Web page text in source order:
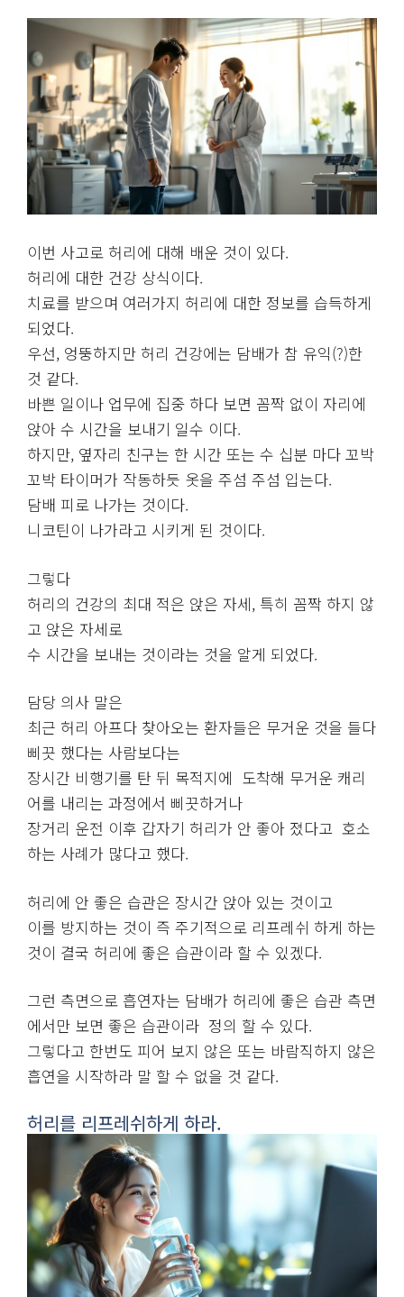
이번 사고로 허리에 대해 배운 것이 있다.
허리에 대한 건강 상식이다.
치료를 받으며 여러가지 허리에 대한 정보를 습득하게
되었다.
우선, 엉뚱하지만 허리 건강에는 담배가 참 유익(?)한
것 같다.
바쁜 일이나 업무에 집중 하다 보면 꼼짝 없이 자리에
앉아 수 시간을 보내기 일수 이다.
하지만, 옆자리 친구는 한 시간 또는 수 십분 마다 꼬박
꼬박 타이머가 작동하듯 옷을 주섬 주섬 입는다.
담배 피로 나가는 것이다.
니코틴이 나가라고 시키게 된 것이다.
그렇다
허리의 건강의 최대 적은 앉은 자세, 특히 꼼짝 하지 않
고 앉은 자세로
수 시간을 보내는 것이라는 것을 알게 되었다.
담당 의사 말은
최근 허리 아프다 찾아오는 환자들은 무거운 것을 들다
삐끗 했다는 사람보다는
장시간 비행기를 탄 뒤 목적지에 도착해 무거운 캐리
어를 내리는 과정에서 삐끗하거나
장거리 운전 이후 갑자기 허리가 안 좋아 졌다고 호소
하는 사례가 많다고 했다.
허리에 안 좋은 습관은 장시간 앉아 있는 것이고
이를 방지하는 것이 즉 주기적으로 리프레쉬 하게 하는
것이 결국 허리에 좋은 습관이라 할 수 있겠다.
그런 측면으로 흡연자는 담배가 허리에 좋은 습관 측면
에서만 보면 좋은 습관이라 정의 할 수 있다.
그렇다고 한번도 피어 보지 않은 또는 바람직하지 않은
흡연을 시작하라 말 할 수 없을 것 같다.
허리를 리프레쉬하게 하라.